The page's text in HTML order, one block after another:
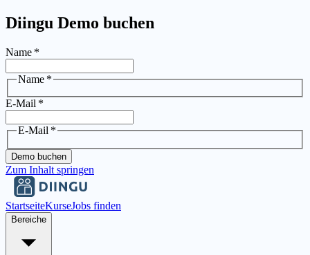
Diingu Demo buchen
Name *
Name *
E-Mail *
E-Mail *
Demo buchen
Zum Inhalt springen
StartseiteKurseJobs finden
Bereiche